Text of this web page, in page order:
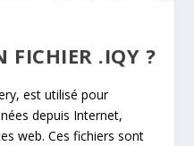
FICHIER .IQY ?
est utilisé pour
depuis Internet,
web. Ces fichiers sont